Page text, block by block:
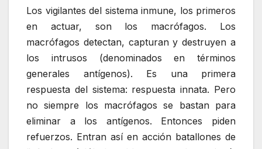
Los vigilantes del sistema inmune, los primeros
en actuar, son los macrófagos. Los
macrófagos detectan, capturan y destruyen a
los intrusos (denominados en términos
generales antígenos). Es una primera
respuesta del sistema: respuesta innata. Pero
no siempre los macrófagos se bastan para
eliminar a los antígenos. Entonces piden
refuerzos. Entran así en acción batallones de